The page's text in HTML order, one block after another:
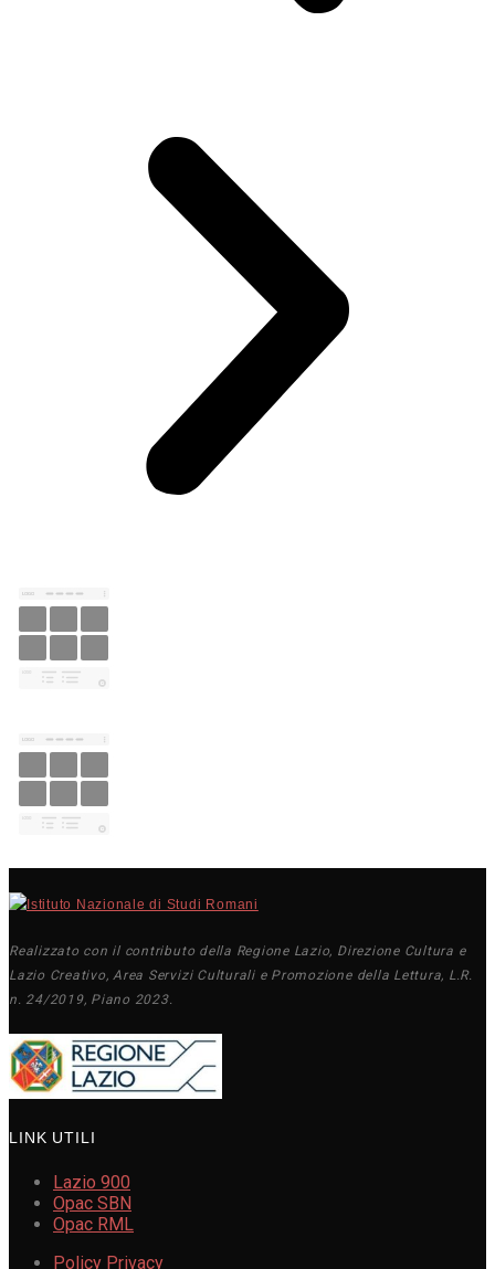
Realizzato con il contributo della Regione Lazio, Direzione Cultura e
Lazio Creativo, Area Servizi Culturali e Promozione della Lettura, L.R.
n. 24/2019, Piano 2023.
LINK UTILI
Lazio 900
Opac SBN
Opac RML
Policy Privacy